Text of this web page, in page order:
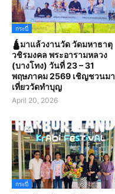
กระบี่
🛕มาแล้วงานวัด วัดมหาธาตุ
วชิรมงคล พระอารามหลวง
(บางโทง) วันที่ 23 – 31
พฤษภาคม 2569 เชิญชวนมา
เที่ยววัดทำบุญ
April 20, 2026
กระบี่